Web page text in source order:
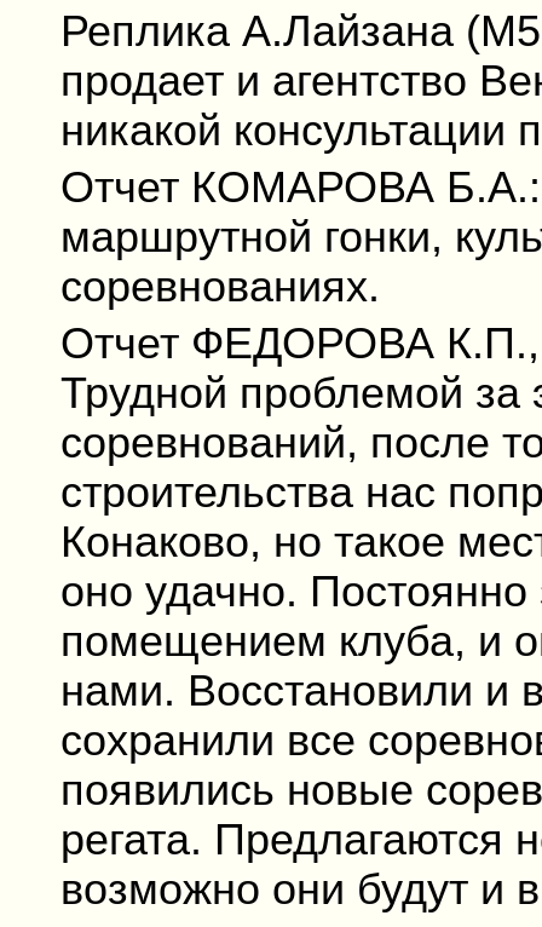
Реплика А.Лайзана
продает и агентство
никакой консультации
Отчет КОМАРОВА Б.А.:
маршрутной гонки,
соревнованиях.
Отчет ФЕДОРОВА К.П.,
Трудной проблемой за
соревнований, после
строительства нас
Конаково, но такое
оно удачно.
помещением клуба, и
нами. Восстановили и
сохранили все
появились новые
регата. Предлагаются
возможно они будут и